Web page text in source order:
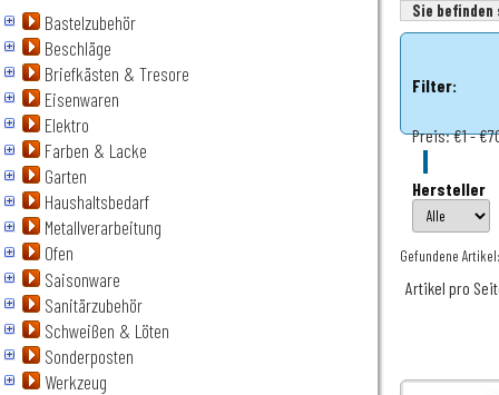
Bastelzubehör
Beschläge
Briefkästen & Tresore
Eisenwaren
Elektro
Farben & Lacke
Garten
Haushaltsbedarf
Metallverarbeitung
Ofen
Saisonware
Sanitärzubehör
Schweißen & Löten
Sonderposten
Werkzeug
Sie
Filter:
Preis:€1 -
Hersteller
Gefundene
Artikel pro